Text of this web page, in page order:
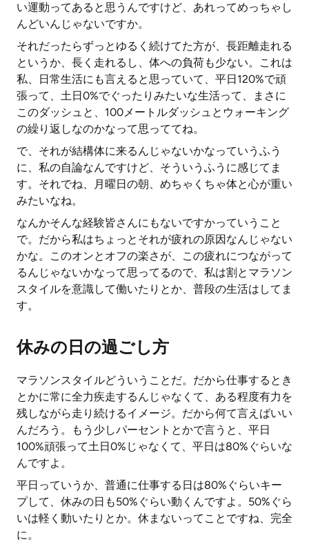
い運動ってあると思うんですけど、あれってめっちゃし
んどいんじゃないですか。
それだったらずっとゆるく続けてた方が、長距離走れる
というか、長く走れるし、体への負荷も少ない。これは
私、日常生活にも言えると思っていて、平日120%で頑
張って、土日0%でぐったりみたいな生活って、まさに
このダッシュと、100メートルダッシュとウォーキング
の繰り返しなのかなって思っててね。
で、それが結構体に来るんじゃないかなっていうふう
に、私の自論なんですけど、そういうふうに感じてま
す。それでね、月曜日の朝、めちゃくちゃ体と心が重い
みたいなね。
なんかそんな経験皆さんにもないですかっていうこと
で。だから私はちょっとそれが疲れの原因なんじゃない
かな。このオンとオフの楽さが、この疲れにつながって
るんじゃないかなって思ってるので、私は割とマラソン
スタイルを意識して働いたりとか、普段の生活はしてま
す。
休みの日の過ごし方
マラソンスタイルどういうことだ。だから仕事するとき
とかに常に全力疾走するんじゃなくて、ある程度有力を
残しながら走り続けるイメージ。だから何て言えばいい
んだろう。もう少しパーセントとかで言うと、平日
100%頑張って土日0%じゃなくて、平日は80%ぐらいな
んですよ。
平日っていうか、普通に仕事する日は80%ぐらいキー
プして、休みの日も50%ぐらい動くんですよ。50%ぐら
いは軽く動いたりとか。休まないってことですね、完全
に。